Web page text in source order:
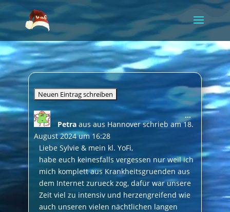
Video-
Player
Petra aus aus Hannover schrieb am18.
August 2024 um 16:28
Liebe Sylvie & mein kl. YoFi,
habe euch keinesfalls vergessen nur weil ich
mich komplett aus Krankheitsgruenden aus
dem Internet zurueck zog, dafür war unsere
Zeit viel zu intensiv und herzengreifend wie
auch unseren vielen nächtlichen langen
...Diese
Metabox
ein-/